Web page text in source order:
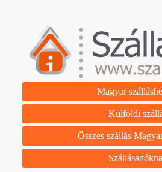
Magyar
Külföldi
Összes szállás